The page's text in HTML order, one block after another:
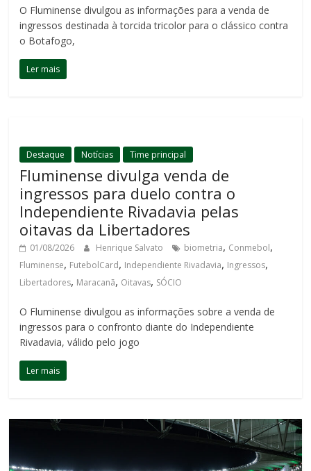
O Fluminense divulgou as informações para a venda de
ingressos destinada à torcida tricolor para o clássico contra
o Botafogo,
Ler mais
Destaque Notícias Time principal
Fluminense divulga venda de
ingressos para duelo contra o
Independiente Rivadavia pelas
oitavas da Libertadores
01/08/2026 Henrique Salvato biometria, Conmebol,
Fluminense, FutebolCard, Independiente Rivadavia, Ingressos,
Libertadores, Maracanã, Oitavas, SÓCIO
O Fluminense divulgou as informações sobre a venda de
ingressos para o confronto diante do Independiente
Rivadavia, válido pelo jogo
Ler mais